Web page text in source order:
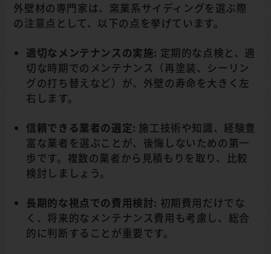
外壁材の専門家は、窯業系サイディングを選ぶ際
の注意点として、以下の点を挙げています。
適切なメンテナンスの実施: 定期的な点検と、適
切な時期でのメンテナンス（再塗装、シーリン
グの打ち替えなど）が、外壁の寿命を大きく左
右します。
信頼できる業者の選定: 施工技術や知識、経験豊
富な業者を選ぶことが、後悔しないための第一
歩です。複数の業者から見積もりを取り、比較
検討しましょう。
長期的な視点での費用検討: 初期費用だけでな
く、将来的なメンテナンス費用も考慮し、総合
的に判断することが重要です。